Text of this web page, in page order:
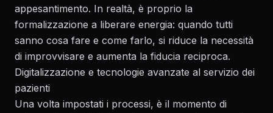
appesantimento. In realtà, è proprio la
formalizzazione a liberare energia: quando tutti
sanno cosa fare e come farlo, si riduce la necessità
di improvvisare e aumenta la fiducia reciproca.
Digitalizzazione e tecnologie avanzate al servizio dei
pazienti
Una volta impostati i processi, è il momento di